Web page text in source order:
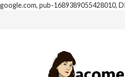
google.com, pub-1689389055428010,